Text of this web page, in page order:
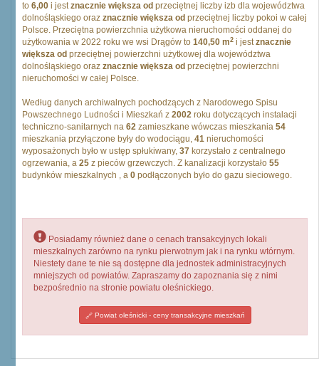
to 6,00 i jestznacznie większa od przeciętnej liczby izb dla województwa
dolnośląskiego oraz znacznie większa od przeciętnej liczby pokoi w całej
Polsce. Przeciętna powierzchnia użytkowa nieruchomości oddanej do
użytkowania w 2022 roku we wsi Drągów to 140,50 m2 i jestznacznie
większa od przeciętnej powierzchni użytkowej dla województwa
dolnośląskiego oraz znacznie większa od przeciętnej powierzchni
nieruchomości w całej Polsce.
Według danych archiwalnych pochodzących z Narodowego Spisu
Powszechnego Ludności i Mieszkań z 2002 roku dotyczących instalacji
techniczno-sanitarnych na 62 zamieszkane wówczas mieszkania 54
mieszkania przyłączone były do wodociągu, 41 nieruchomości
wyposażonych było w ustęp spłukiwany, 37 korzystało z centralnego
ogrzewania, a 25 z pieców grzewczych. Z kanalizacji korzystało 55
budynków mieszkalnych , a 0 podłączonych było do gazu sieciowego.
Posiadamy również dane o cenach transakcyjnych lokali
mieszkalnych zarówno na rynku pierwotnym jak i na rynku wtórnym.
Niestety dane te nie są dostępne dla jednostek administracyjnych
mniejszych od powiatów. Zapraszamy do zapoznania się z nimi
bezpośrednio na stronie powiatu oleśnickiego.
Powiat oleśnicki - ceny transakcyjne mieszkań